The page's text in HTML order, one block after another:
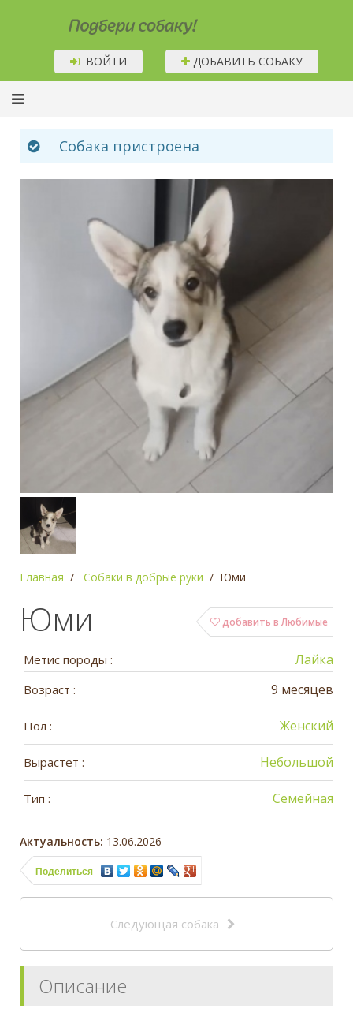
Подбери собаку!
ВОЙТИ ДОБАВИТЬ СОБАКУ
Собака пристроена
Главная Собаки в добрые руки Юми
добавить в Любимые
Юми
Метис породы : Лайка
Возраст : 9 месяцев
Пол : Женский
Вырастет : Небольшой
Тип : Семейная
Актуальность: 13.06.2026
Поделиться
Следующая собака
Описание